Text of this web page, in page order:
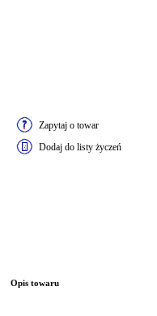
Zapytaj o towar
Dodaj do listy życzeń
Opis towaru